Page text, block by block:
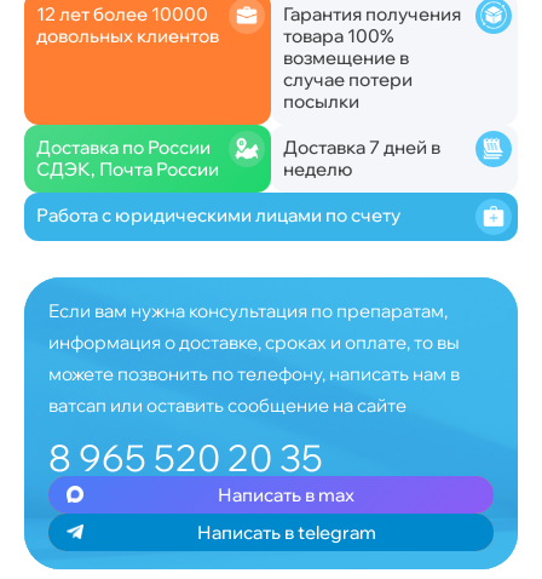
12 лет более 10000
довольных клиентов
Гарантия получения
товара 100%
возмещение в
случае потери
посылки
Доставка по России
СДЭК, Почта России
Доставка 7 дней в
неделю
Работа с юридическими лицами по счету
Если вам нужна консультация по препаратам,
информация о доставке, сроках и оплате, то вы
можете позвонить по телефону, написать нам в
ватсап или оставить сообщение на сайте
8 965 520 20 35
Написать в max
Написать в telegram